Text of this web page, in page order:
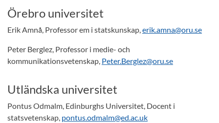
Örebro universitet
Erik Amnå, Professor em i statskunskap,erik.amna@oru.se
Peter Berglez, Professor i medie- och
kommunikationsvetenskap, Peter.Berglez@oru.se
Utländska universitet
Pontus Odmalm, Edinburghs Universitet, Docent i
statsvetenskap, pontus.odmalm@ed.ac.uk